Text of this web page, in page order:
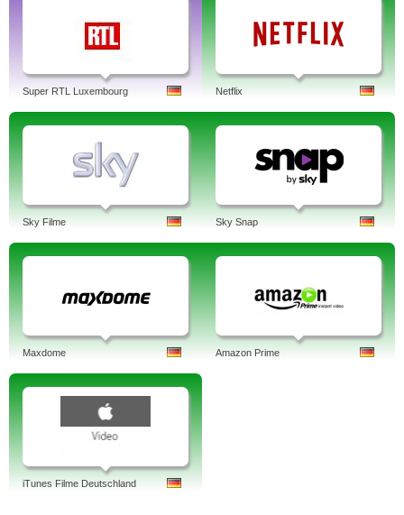
Super RTL Luxembourg Netflix
Sky Filme Sky Snap
Maxdome Amazon Prime
iTunes Filme Deutschland